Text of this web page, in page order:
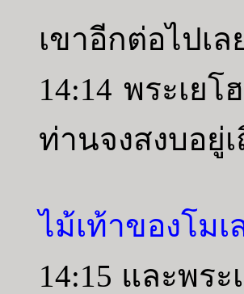
เขาอีกต่อไปเ
14:14 พระเย
ท่านจงสงบอยู่เ
ไม้เท้าของโม
14:15 และพร